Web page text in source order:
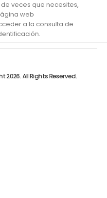
veces que necesites,
web
a la consulta de
All Rights Reserved.